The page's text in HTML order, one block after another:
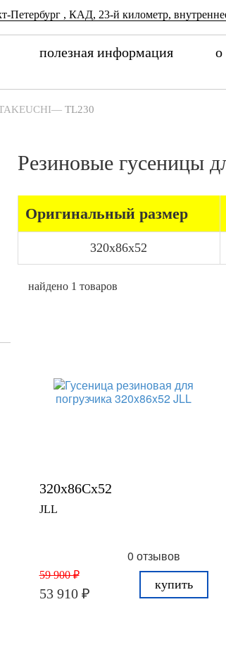
Петербург , КАД, 23-й километр,
полезная информация о
— TL230
Резиновые гусеницы
Оригинальный размер
320x86x52
найдено 1 товаров
320x86Cx52
JLL
0 отзывов
59 900 ₽
53 910 ₽
купить